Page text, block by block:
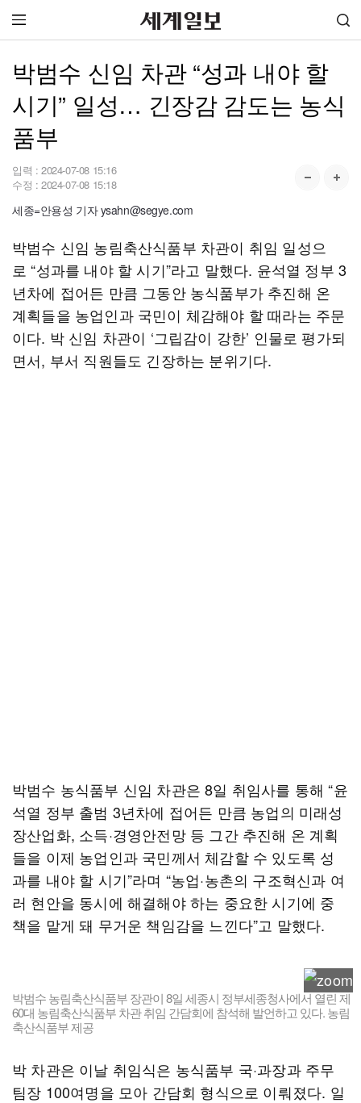
박범수 신임 차관 “성과 내야 할
시기” 일성… 긴장감 감도는 농식
품부
입력 : 2024-07-08 15:16
수정 : 2024-07-08 15:18
세종=안용성 기자 ysahn@segye.com
박범수 신임 농림축산식품부 차관이 취임 일성으
로 “성과를 내야 할 시기”라고 말했다. 윤석열 정부 3
년차에 접어든 만큼 그동안 농식품부가 추진해 온
계획들을 농업인과 국민이 체감해야 할 때라는 주문
이다. 박 신임 차관이 ‘그립감이 강한’ 인물로 평가되
면서, 부서 직원들도 긴장하는 분위기다.
박범수 농식품부 신임 차관은 8일 취임사를 통해 “윤
석열 정부 출범 3년차에 접어든 만큼 농업의 미래성
장산업화, 소득·경영안전망 등 그간 추진해 온 계획
들을 이제 농업인과 국민께서 체감할 수 있도록 성
과를 내야 할 시기”라며 “농업·농촌의 구조혁신과 여
러 현안을 동시에 해결해야 하는 중요한 시기에 중
책을 맡게 돼 무거운 책임감을 느낀다”고 말했다.
박범수 농림축산식품부 장관이 8일 세종시 정부세종청사에서 열린 제
60대 농림축산식품부 차관 취임 간담회에 참석해 발언하고 있다. 농림
축산식품부 제공
박 차관은 이날 취임식은 농식품부 국·과장과 주무
팀장 100여명을 모아 간담회 형식으로 이뤄졌다. 일